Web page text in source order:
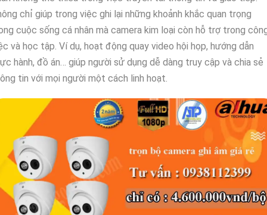
chỉ giúp trong việc ghi lại những khoảnh khắc quan trọng
cuộc sống cá nhân mà camera kim loại còn hỗ trợ trong
và học tập. Ví dụ, hoạt động quay video hội họp, hướng dẫn
hành, đồ án… giúp người sử dụng dễ dàng truy cập và chia sẻ
tin với mọi người một cách linh hoạt.